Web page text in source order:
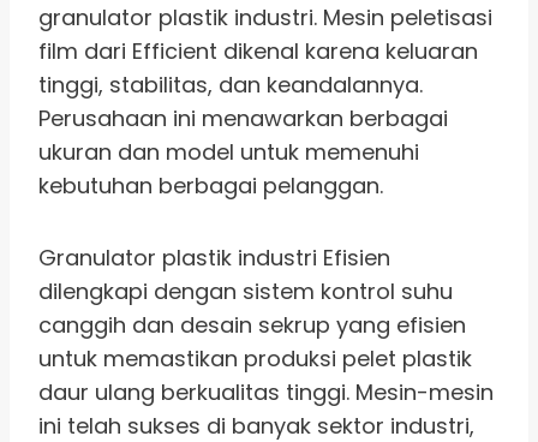
granulator plastik industri. Mesin peletisasi
film dari Efficient dikenal karena keluaran
tinggi, stabilitas, dan keandalannya.
Perusahaan ini menawarkan berbagai
ukuran dan model untuk memenuhi
kebutuhan berbagai pelanggan.
Granulator plastik industri Efisien
dilengkapi dengan sistem kontrol suhu
canggih dan desain sekrup yang efisien
untuk memastikan produksi pelet plastik
daur ulang berkualitas tinggi. Mesin-mesin
ini telah sukses di banyak sektor industri,